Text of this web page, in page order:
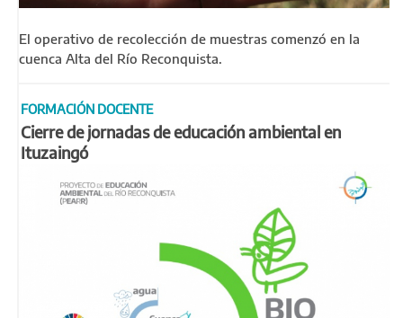
El operativo de recolección de muestras comenzó en la
cuenca Alta del Río Reconquista.
FORMACIÓN DOCENTE
Cierre de jornadas de educación ambiental en
Ituzaingó